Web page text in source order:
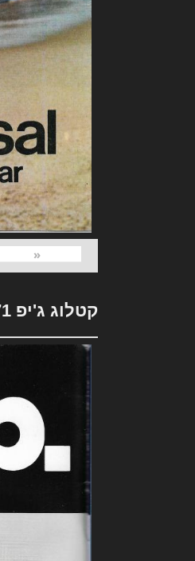
«
קטלוג ג'יפ 1971